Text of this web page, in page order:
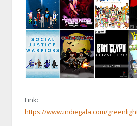
Link:
https://www.indiegala.com/